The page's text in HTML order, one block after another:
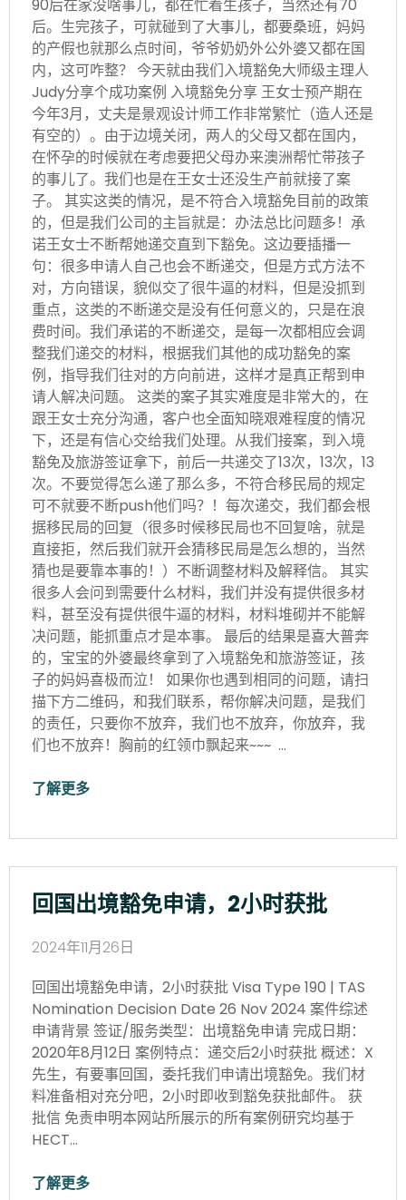
90后在家没啥事儿，都在忙着生孩子，当然还有70
后。生完孩子，可就碰到了大事儿，都要桑班，妈妈
的产假也就那么点时间，爷爷奶奶外公外婆又都在国
内，这可咋整？ 今天就由我们入境豁免大师级主理人
Judy分享个成功案例 入境豁免分享 王女士预产期在
今年3月，丈夫是景观设计师工作非常繁忙（造人还是
有空的）。由于边境关闭，两人的父母又都在国内，
在怀孕的时候就在考虑要把父母办来澳洲帮忙带孩子
的事儿了。我们也是在王女士还没生产前就接了案
子。 其实这类的情况，是不符合入境豁免目前的政策
的，但是我们公司的主旨就是：办法总比问题多！承
诺王女士不断帮她递交直到下豁免。这边要插播一
句：很多申请人自己也会不断递交，但是方式方法不
对，方向错误，貌似交了很牛逼的材料，但是没抓到
重点，这类的不断递交是没有任何意义的，只是在浪
费时间。我们承诺的不断递交，是每一次都相应会调
整我们递交的材料，根据我们其他的成功豁免的案
例，指导我们往对的方向前进，这样才是真正帮到申
请人解决问题。 这类的案子其实难度是非常大的，在
跟王女士充分沟通，客户也全面知晓艰难程度的情况
下，还是有信心交给我们处理。从我们接案，到入境
豁免及旅游签证拿下，前后一共递交了13次，13次，13
次。不要觉得怎么递了那么多，不符合移民局的规定
可不就要不断push他们吗？！每次递交，我们都会根
据移民局的回复（很多时候移民局也不回复啥，就是
直接拒，然后我们就开会猜移民局是怎么想的，当然
猜也是要靠本事的！）不断调整材料及解释信。 其实
很多人会问到需要什么材料，我们并没有提供很多材
料，甚至没有提供很牛逼的材料，材料堆砌并不能解
决问题，能抓重点才是本事。 最后的结果是喜大普奔
的，宝宝的外婆最终拿到了入境豁免和旅游签证，孩
子的妈妈喜极而泣！ 如果你也遇到相同的问题，请扫
描下方二维码，和我们联系，帮你解决问题，是我们
的责任，只要你不放弃，我们也不放弃，你放弃，我
们也不放弃！胸前的红领巾飘起来~~~ …
了解更多
回国出境豁免申请，2小时获批
2024年11月26日
回国出境豁免申请，2小时获批 Visa Type 190 | TAS
Nomination Decision Date 26 Nov 2024 案件综述
申请背景 签证/服务类型：出境豁免申请 完成日期：
2020年8月12日 案例特点：递交后2小时获批 概述：X
先生，有要事回国，委托我们申请出境豁免。我们材
料准备相对充分吧，2小时即收到豁免获批邮件。 获
批信 免责申明本网站所展示的所有案例研究均基于
HECT…
了解更多